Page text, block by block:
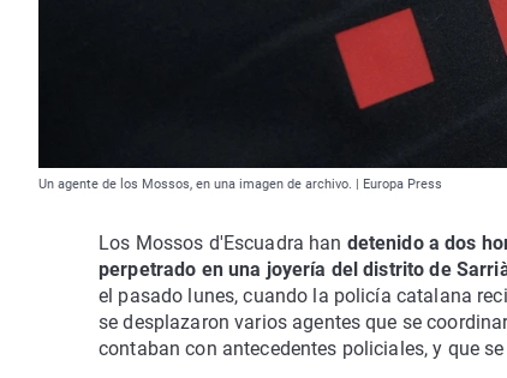
Un agente de los Mossos, en una imagen de archivo. | Europa Press
Los Mossos d'Escuadra han detenido a dos
perpetrado en una joyería del distrito de
el pasado lunes, cuando la policía catalana
se desplazaron varios agentes que se
contaban con antecedentes policiales, y que